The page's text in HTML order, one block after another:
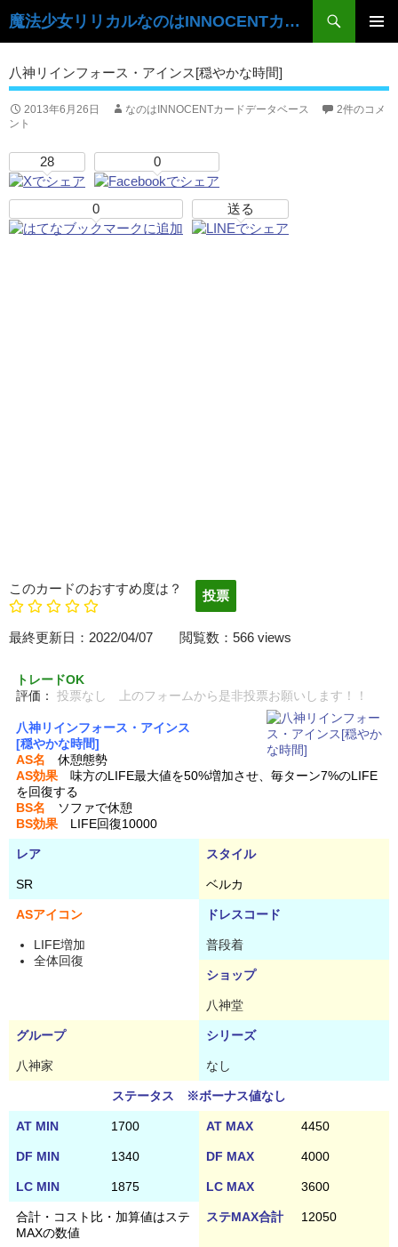
魔法少女リリカルなのはINNOCENTカードデータベース
検
索
イ
ン
テ
ン
ツ
へ
ッ
プ
八神リインフォース・アインス[穏やかな時間]
2013年6月26日 なのはINNOCENTカードデータベース
2件のコメ
ント
28 0
0 送る
このカードのおすすめ度は？
最終更新日：2022/04/07 閲覧数：566 views
トレードOK
評価：
投票なし 上のフォームから是非投票お願いします！！
八神リインフォース・アインス
[穏やかな時間]
AS名 休憩態勢
AS効果 味方のLIFE最大値を50%増加させ、毎ターン7%のLIFE
を回復する
BS名 ソファで休憩
BS効果 LIFE回復10000
レア スタイル
SR ベルカ
ASアイコン ドレスコード
LIFE増加
全体回復
普段着
ショップ
八神堂
グループ シリーズ
八神家 なし
ステータス ※ボーナス値なし
AT MIN 1700 AT MAX 4450
DF MIN 1340 DF MAX 4000
LC MIN 1875 LC MAX 3600
合計・コスト比・加算値はステ
MAXの数値
ステMAX合計 12050